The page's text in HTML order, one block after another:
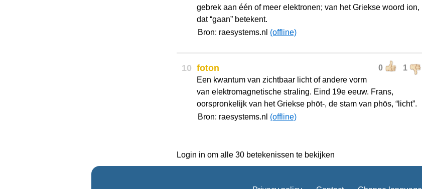
gebrek aan één of meer elektronen; van het Griekse woord ion,
dat “gaan” betekent.
Bron: raesystems.nl (offline)
10 0 1
foton
Een kwantum van zichtbaar licht of andere vorm
van elektromagnetische straling. Eind 19e eeuw. Frans,
oorspronkelijk van het Griekse phōt-, de stam van phōs, “licht”.
Bron: raesystems.nl (offline)
Login in om alle 30 betekenissen te bekijken